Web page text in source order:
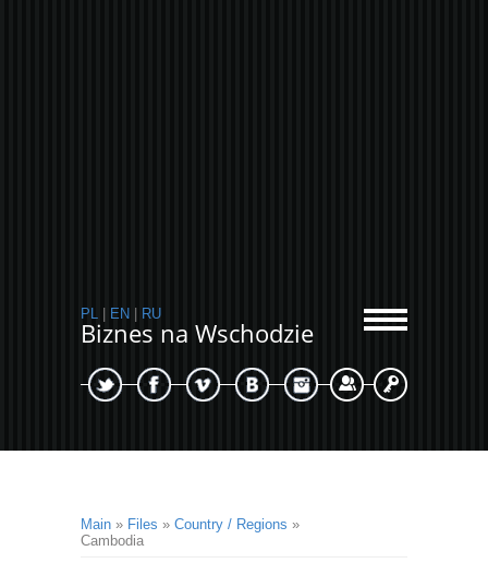
PL EN RU
Biznes na Wschodzie
Sign Up
Main » Files » Country / Regions »
Cambodia